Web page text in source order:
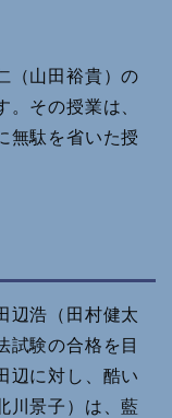
（山田裕貴）の
その授業は、
無駄を省いた授
辺浩（田村健太
試験の合格を目
辺に対し、酷い
川景子）は、藍